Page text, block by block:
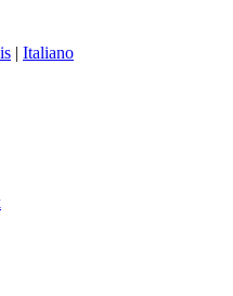
| Italiano